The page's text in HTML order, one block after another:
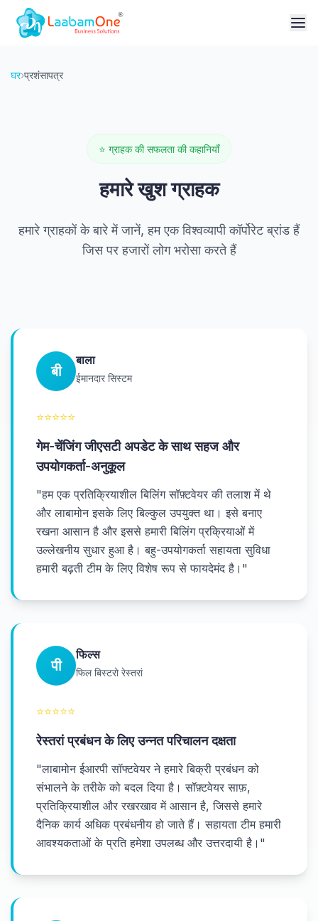
घर›प्रशंसापत्र
⭐ ग्राहक की सफलता की कहानियाँ
हमारे खुश ग्राहक
हमारे ग्राहकों के बारे में जानें, हम एक विश्वव्यापी कॉर्पोरेट ब्रांड हैं
जिस पर हजारों लोग भरोसा करते हैं
बी
बाला
ईमानदार सिस्टम
⭐⭐⭐⭐⭐
गेम-चेंजिंग जीएसटी अपडेट के साथ सहज और
उपयोगकर्ता-अनुकूल
"हम एक प्रतिक्रियाशील बिलिंग सॉफ़्टवेयर की तलाश में थे
और लाबामोन इसके लिए बिल्कुल उपयुक्त था। इसे बनाए
रखना आसान है और इससे हमारी बिलिंग प्रक्रियाओं में
उल्लेखनीय सुधार हुआ है। बहु-उपयोगकर्ता सहायता सुविधा
हमारी बढ़ती टीम के लिए विशेष रूप से फायदेमंद है। "
पी
फिल्स
फिल बिस्टरो रेस्तरां
⭐⭐⭐⭐⭐
रेस्तरां प्रबंधन के लिए उन्नत परिचालन दक्षता
"लाबामोन ईआरपी सॉफ्टवेयर ने हमारे बिक्री प्रबंधन को
संभालने के तरीके को बदल दिया है। सॉफ़्टवेयर साफ़,
प्रतिक्रियाशील और रखरखाव में आसान है, जिससे हमारे
दैनिक कार्य अधिक प्रबंधनीय हो जाते हैं। सहायता टीम हमारी
आवश्यकताओं के प्रति हमेशा उपलब्ध और उत्तरदायी है। "